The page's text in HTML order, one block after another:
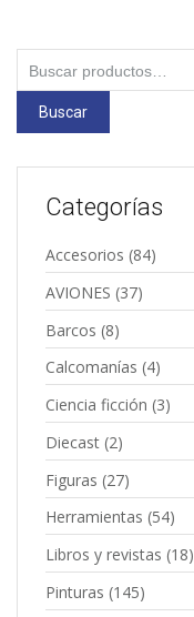
por:
Buscar
Categorías
Accesorios (84)
AVIONES (37)
Barcos (8)
Calcomanías (4)
Ciencia ficción (3)
Diecast (2)
Figuras (27)
Herramientas (54)
Libros y revistas (18)
Pinturas (145)